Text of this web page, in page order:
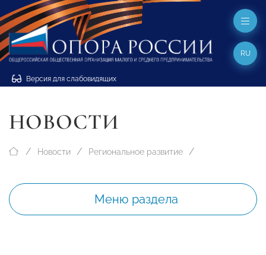
Версия для слабовидящих
RU
НОВОСТИ
Новости Региональное развитие
Меню раздела